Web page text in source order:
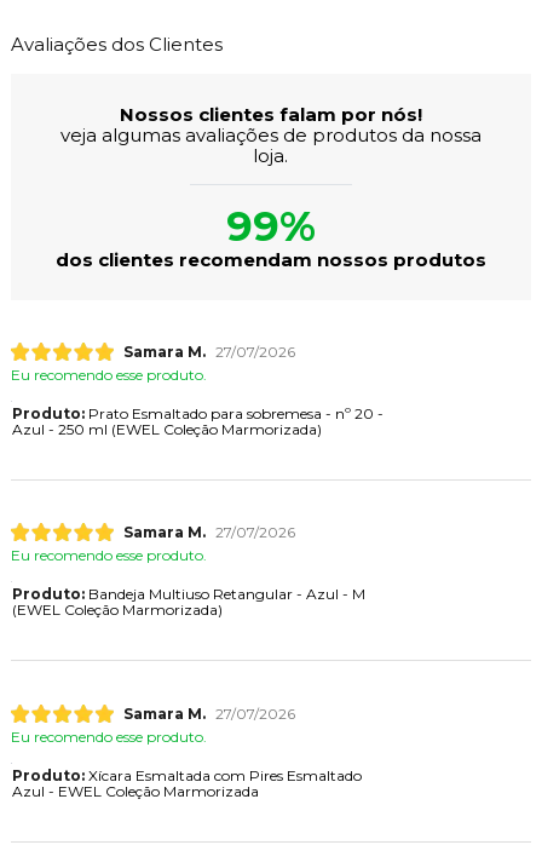
Avaliações dos Clientes
Nossos clientes falam por nós!
veja algumas avaliações de produtos da nossa
loja.
99%
dos clientes recomendam nossos produtos
Samara M. 27/07/2026
Eu recomendo esse produto.
Produto:Prato Esmaltado para sobremesa - nº 20 -
Azul - 250 ml (EWEL Coleção Marmorizada)
Samara M. 27/07/2026
Eu recomendo esse produto.
Produto:Bandeja Multiuso Retangular - Azul - M
(EWEL Coleção Marmorizada)
Samara M. 27/07/2026
Eu recomendo esse produto.
Produto:Xícara Esmaltada com Pires Esmaltado
Azul - EWEL Coleção Marmorizada